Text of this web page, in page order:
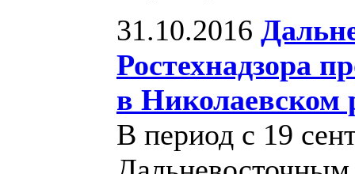
31.10.2016
Ростехнадзора
в Николаевском
В период с 19